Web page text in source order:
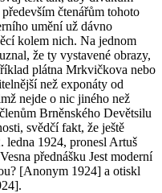
čtenářům tohoto
umění už dávno
kolem nich. Na jednom
že ty vystavené obrazy,
plátna Mrkvičkova nebo
než exponáty od
nejde o nic jiného než
Brněnského Devětsilu
svědčí fakt, že ještě
ledna 1924, pronesl Artuš
přednášku Jest moderní
[Anonym 1924] a otiskl